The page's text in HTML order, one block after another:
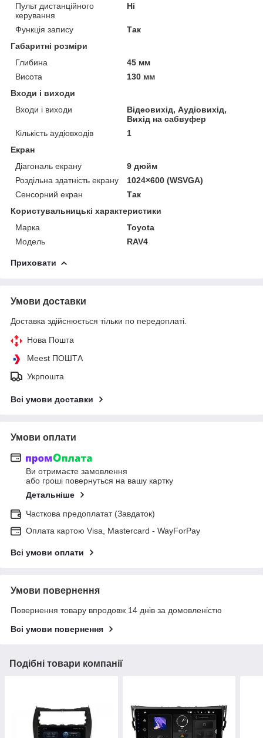
Пульт дистанційного
керування
Ні
Функція запису
Так
Габаритні розміри
Глибина
45 мм
Висота
130 мм
Входи і виходи
Входи і виходи
Відеовихід, Аудіовихід,
Вихід на сабвуфер
Кількість аудіовходів
1
Екран
Діагональ екрану
9 дюйм
Роздільна здатність екрану
1024×600 (WSVGA)
Сенсорний екран
Так
Користувальницькі характеристики
Марка
Toyota
Модель
RAV4
Приховати
Умови доставки
Доставка здійснюється тільки по передоплаті.
Нова Пошта
Meest ПОШТА
Укрпошта
Всі умови доставки
Умови оплати
Ви отримаєте замовлення
або гроші повернуться на вашу картку
Детальніше
Часткова предоплатат (Завдаток)
Оплата картою Visa, Mastercard - WayForPay
Всі умови оплати
Умови повернення
Повернення товару впродовж 14 днів за домовленістю
Всі умови повернення
Подібні товари компанії